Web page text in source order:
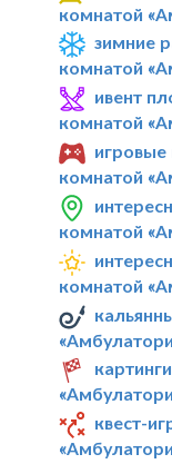
комнатой
зимние
комнатой
ивент
комнатой
игровые
комнатой
комнатой
комнатой
квест-